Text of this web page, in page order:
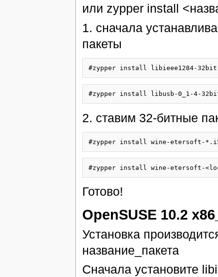
или zypper install
1. сначала
пакеты
#zypper install libieee1284-32bit
#zypper install libusb-0_1-4-
2. ставим 32-битные
#zypper install wine-etersoft-
#zypper install wine-etersoft-
Готово!
OpenSUSE 10.2
Установка
название_пакета
Сначала установите